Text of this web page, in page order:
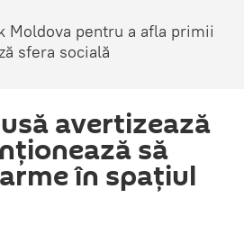
Moldova pentru a afla primii
sfera socială
avertizează
să
în spațiul